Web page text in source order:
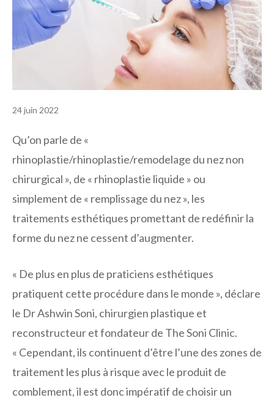
24 juin 2022
Qu’on parle de «
rhinoplastie/rhinoplastie/remodelage du nez non
chirurgical », de « rhinoplastie liquide » ou
simplement de « remplissage du nez », les
traitements esthétiques promettant de redéfinir la
forme du nez ne cessent d’augmenter.
« De plus en plus de praticiens esthétiques
pratiquent cette procédure dans le monde », déclare
le Dr Ashwin Soni, chirurgien plastique et
reconstructeur et fondateur de The Soni Clinic.
« Cependant, ils continuent d’être l’une des zones de
traitement les plus à risque avec le produit de
comblement, il est donc impératif de choisir un